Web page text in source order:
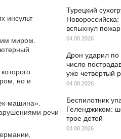
инсульт
миром.
но и
машина».
речи
Турецкий
вспыхнул
04.08.2026
Дрон ударил
число
уже четвертый
04.08.2026
Беспилотник
Геленджиком:
трое детей
03.08.2026